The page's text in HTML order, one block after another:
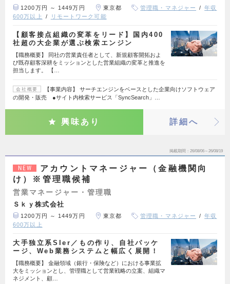
1200万円 ～ 1449万円 東京都 管理職・マネジャー
年収
600万以上
リモートワーク可能
【顧客接点組織の変革をリード】国内400
社超の大企業が選ぶ検索エンジン
【職務概要】 同社の営業責任者として、新規顧客開拓およ
び既存顧客深耕をミッションとした営業組織の変革と推進を
担当します。 【…
会社概要
【事業内容】 サーチエンジンをベースとした企業向けソフトウェア
の開発・販売 ●サイト内検索サービス「SyncSearch」…
興味あり 詳細へ
掲載期間 26/08/06～26/08/19
NEW
アカウントマネージャー（金融機関向
け）※管理職候補
営業マネージャー・管理職
Ｓｋｙ株式会社
1200万円 ～ 1449万円 東京都 管理職・マネジャー
年収
600万以上
大手独立系SIer／もの作り、自社パッケ
ージ、Web業務システムと幅広く展開！
【職務概要】 金融領域（銀行・保険など）における事業拡
大をミッションとし、管理職として営業戦略の立案、組織マ
ネジメント、顧…